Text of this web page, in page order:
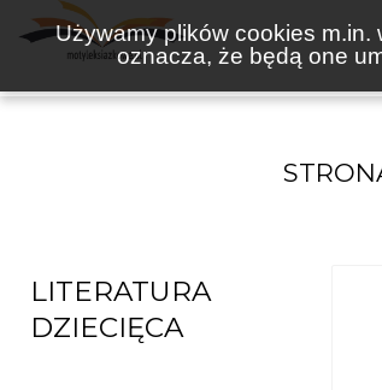
Używamy plików cookies m.in.
oznacza, że będą one
LITERATURA
DZIECIĘCA